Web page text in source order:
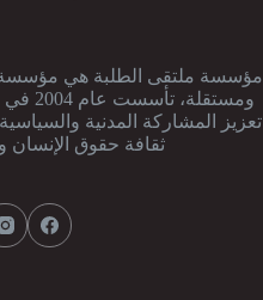
مؤسسة ملتقى الطلبة هي مؤسسة
تعزيز المشاركة المدنية
ثقافة حقوق الإنسان